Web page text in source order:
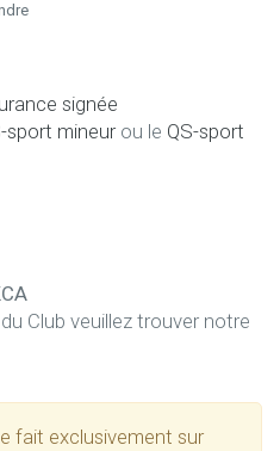
signée
sport mineur ou le QS-sport
Club veuillez trouver notre
fait exclusivement sur